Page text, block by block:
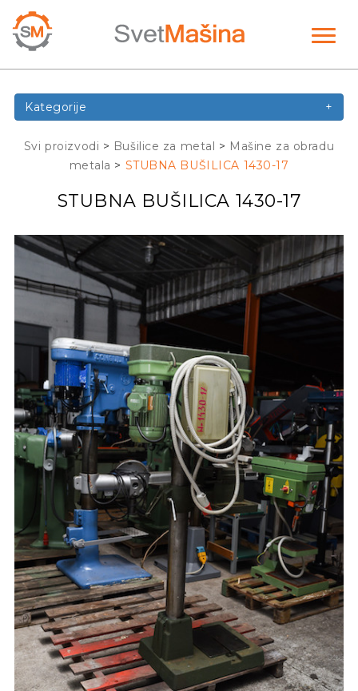
Kategorije +
Svi proizvodi > Bušilice za metal > Mašine za obradu
metala > STUBNA BUŠILICA 1430-17
STUBNA BUŠILICA 1430-17